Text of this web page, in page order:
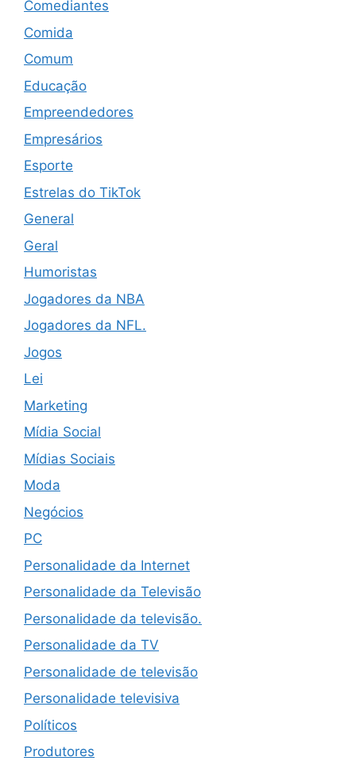
Comediantes
Comida
Comum
Educação
Empreendedores
Empresários
Esporte
Estrelas do TikTok
General
Geral
Humoristas
Jogadores da NBA
Jogadores da NFL.
Jogos
Lei
Marketing
Mídia Social
Mídias Sociais
Moda
Negócios
PC
Personalidade da Internet
Personalidade da Televisão
Personalidade da televisão.
Personalidade da TV
Personalidade de televisão
Personalidade televisiva
Políticos
Produtores